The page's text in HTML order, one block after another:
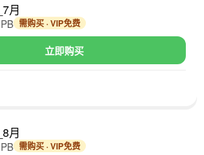
月
立即购买
PB 需购买 · VIP免费
月
PB 需购买 · VIP免费